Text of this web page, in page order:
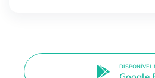
DISPONÍVEL